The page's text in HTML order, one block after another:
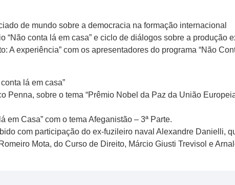
de mundo sobre a democracia na formação internacional
“Não conta lá em casa” e ciclo de diálogos sobre a produção
A experiência” com os apresentadores do programa “Não
lá em casa”
Penna, sobre o tema “Prêmio Nobel da Paz da União
Casa” com o tema Afeganistão – 3ª Parte.
com participação do ex-fuzileiro naval Alexandre Danielli,
Mota, do Curso de Direito, Márcio Giusti Trevisol e